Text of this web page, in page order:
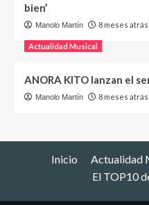
bien’
Manolo Martín 8 meses atrás
Actualidad Musical
ANORA KITO lanzan el
Manolo Martín 8 meses atrás
Inicio Actualidad
El TOP10